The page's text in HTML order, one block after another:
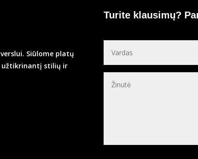
Siūlome platų
užtikrinantį stilių ir
Turite klausimų?